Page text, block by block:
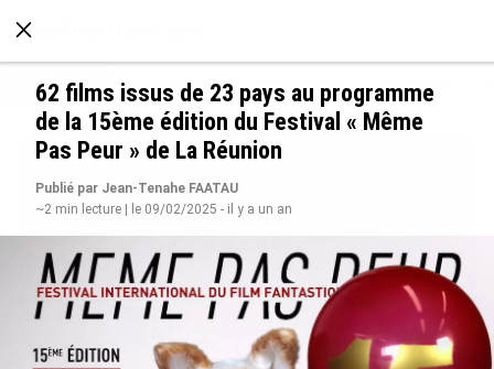
À LA UNE POLITIQUE ECONOMIE SOCIÉTÉ
62 films issus de 23 pays au programme
de la 15ème édition du Festival « Même
Pas Peur » de La Réunion
Publié par Jean-Tenahe FAATAU
~2 min lecture | le 09/02/2025 - il y a un an